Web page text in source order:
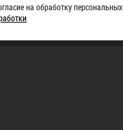
на обработку персональных